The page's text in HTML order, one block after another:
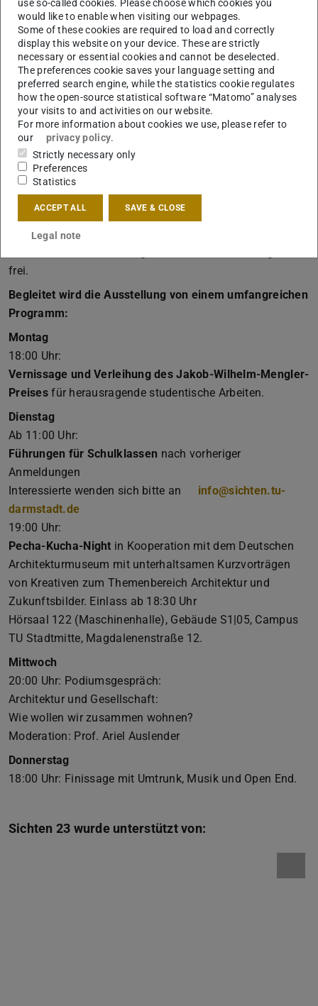
Sichten 23 im 806qm. Foto:
Michael Bender
Sichten 23
25. bis 28. November 2019
806qm,Alexanderstraße 2, 64283 Darmstadt
Öffnungszeiten:
Dienstag bis Freitag, 14:00 bis 22:00 Uhr
Eröffnung:Montag, 18:00 Uhr
frei.
Begleitet wird die Ausstellung von einem umfangreichen
Programm:
Montag
18:00 Uhr:
Vernissage und Verleihung des Jakob-Wilhelm-Mengler-
Preisesfür herausragende studentische Arbeiten.
Dienstag
Ab 11:00 Uhr:
Führungen für Schulklassen nach vorheriger
Anmeldungen
Interessierte wenden sich bitte an
info@sichten.tu-
darmstadt.de
19:00 Uhr:
Pecha-Kucha-Night in Kooperation mit dem Deutschen
Architekturmuseum mit unterhaltsamen Kurzvorträgen
von Kreativen zum Themenbereich Architektur und
Zukunftsbilder. Einlass ab 18:30 Uhr
Hörsaal 122 (Maschinenhalle), Gebäude S1|05, Campus
TU Stadtmitte, Magdalenenstraße 12.
Mittwoch
20:00 Uhr: Podiumsgespräch:
Architektur und Gesellschaft:
Wie wollen wir zusammen wohnen?
Moderation: Prof. Ariel Auslender
Donnerstag
18:00 Uhr: Finissage mit Umtrunk, Musik und Open End.
Sichten 23 wurde unterstützt von:
use so-called cookies. Please choose which cookies you
would like to enable when visiting our webpages.
Some of these cookies are required to load and correctly
display this website on your device. These are strictly
necessary or essential cookies and cannot be deselected.
The preferences cookie saves your language setting and
preferred search engine, while the statistics cookie regulates
how the open-source statistical software “Matomo” analyses
your visits to and activities on our website.
For more information about cookies we use, please refer to
our
privacy policy.
Strictly necessary only
Preferences
Statistics
ACCEPT ALL SAVE & CLOSE
Legal note